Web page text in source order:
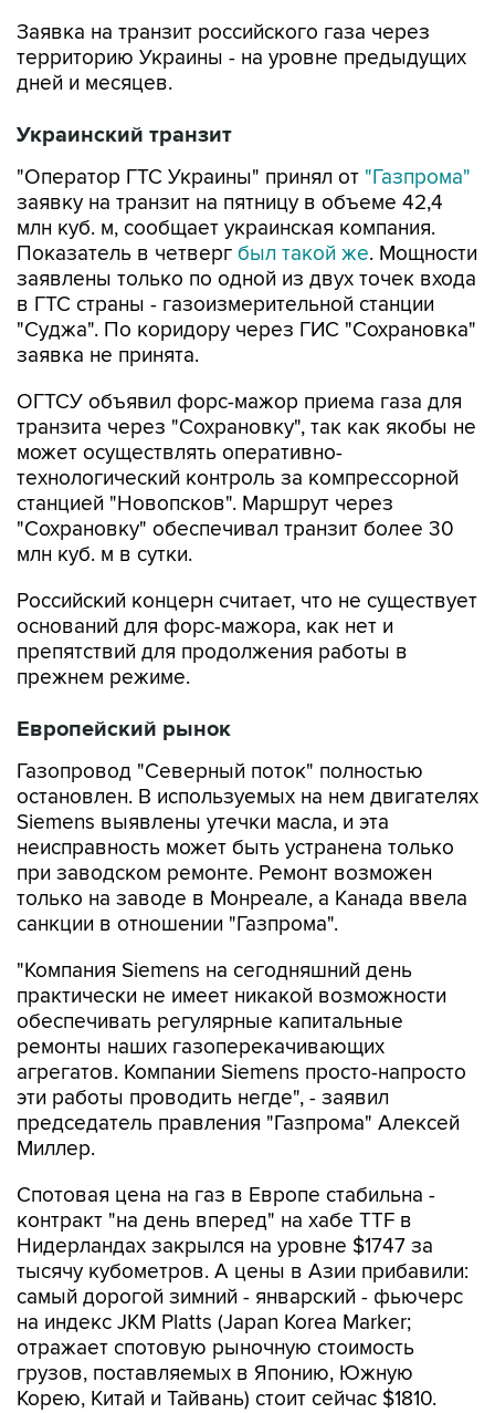
Заявка на транзит российского газа через
территорию Украины - на уровне предыдущих
дней и месяцев.
Украинский транзит
"Оператор ГТС Украины" принял от "Газпрома"
заявку на транзит на пятницу в объеме 42,4
млн куб. м, сообщает украинская компания.
Показатель в четверг был такой же. Мощности
заявлены только по одной из двух точек входа
в ГТС страны - газоизмерительной станции
"Суджа". По коридору через ГИС "Сохрановка"
заявка не принята.
ОГТСУ объявил форс-мажор приема газа для
транзита через "Сохрановку", так как якобы не
может осуществлять оперативно-
технологический контроль за компрессорной
станцией "Новопсков". Маршрут через
"Сохрановку" обеспечивал транзит более 30
млн куб. м в сутки.
Российский концерн считает, что не существует
оснований для форс-мажора, как нет и
препятствий для продолжения работы в
прежнем режиме.
Европейский рынок
Газопровод "Северный поток" полностью
остановлен. В используемых на нем двигателях
Siemens выявлены утечки масла, и эта
неисправность может быть устранена только
при заводском ремонте. Ремонт возможен
только на заводе в Монреале, а Канада ввела
санкции в отношении "Газпрома".
"Компания Siemens на сегодняшний день
практически не имеет никакой возможности
обеспечивать регулярные капитальные
ремонты наших газоперекачивающих
агрегатов. Компании Siemens просто-напросто
эти работы проводить негде", - заявил
председатель правления "Газпрома" Алексей
Миллер.
Спотовая цена на газ в Европе стабильна -
контракт "на день вперед" на хабе TTF в
Нидерландах закрылся на уровне $1747 за
тысячу кубометров. А цены в Азии прибавили:
самый дорогой зимний - январский - фьючерс
на индекс JKM Platts (Japan Korea Marker;
отражает спотовую рыночную стоимость
грузов, поставляемых в Японию, Южную
Корею, Китай и Тайвань) стоит сейчас $1810.